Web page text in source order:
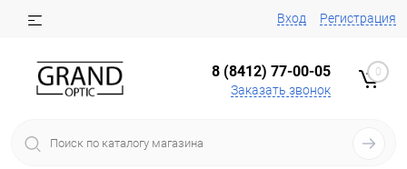
Вход Регистрация
8 (8412) 77-00-05
Заказать звонок
0